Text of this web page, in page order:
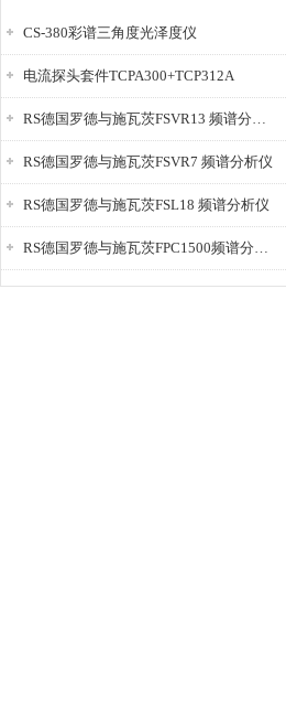
CS-380彩谱三角度光泽度仪
电流探头套件TCPA300+TCP312A
RS德国罗德与施瓦茨FSVR13 频谱分析仪
RS德国罗德与施瓦茨FSVR7 频谱分析仪
RS德国罗德与施瓦茨FSL18 频谱分析仪
RS德国罗德与施瓦茨FPC1500频谱分析仪